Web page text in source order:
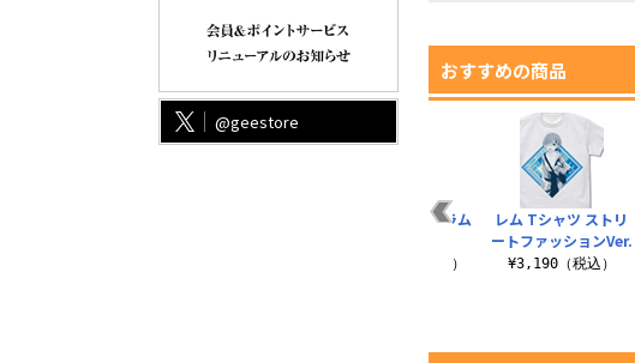
@geestore
おすすめの商品
★限定★レム＆ラム
¥16,500（税込）
レム Tシャツ ストリ
ートファッションVer.
¥3,190（税込）